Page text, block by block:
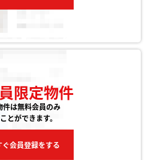
限定物件
件は無料会員のみ
とができます。
会員登録をする